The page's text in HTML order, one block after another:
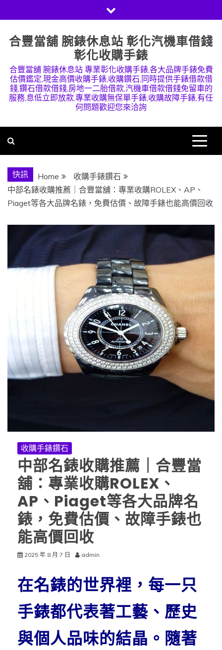
to
content
合豐當舖 腕錶休息站 彰化汽機車借錢
彰化收購手錶
合豐當舖 腕錶休息站 專業彰化收購手錶,各大品牌手錶免費
估價鑑定,現金高價收購手錶,收購鑽石,同時提供手錶借款借
錢,鑽石借款借錢,房地一二胎借款,汽機車借款借錢免留車的
服務,息低立即放款,專業收購無保單手錶,收購故障手錶,有任
何問題歡迎您來洽詢
快訊 Home
收購手錶鑽石
中部名錶收購推薦｜合豐當舖：專業收購ROLEX、AP、
Piaget等各大品牌名錶，免費估價、故障手錶也能高價回收
收購手錶鑽石
中部名錶收購推薦｜合豐當
舖：專業收購ROLEX、
AP、Piaget等各大品牌名
錶，免費估價、故障手錶也
能高價回收
2025 年 8 月 7 日 admin
在名錶的世界裡，每一只
手錶都代表著工藝、歷史
與個人品味的結晶。隨著